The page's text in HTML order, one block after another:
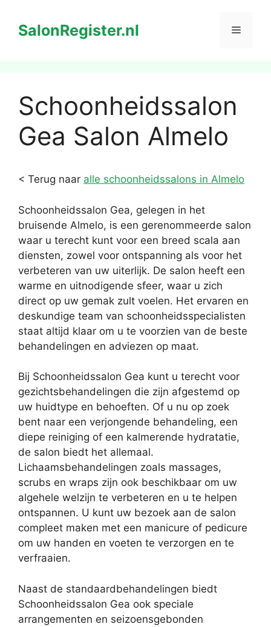
naarSalonRegister.nl Menu
Schoonheidssalon
Gea Salon Almelo
< Terug naar alle schoonheidssalons in Almelo
Schoonheidssalon Gea, gelegen in het
bruisende Almelo, is een gerenommeerde salon
waar u terecht kunt voor een breed scala aan
diensten, zowel voor ontspanning als voor het
verbeteren van uw uiterlijk. De salon heeft een
warme en uitnodigende sfeer, waar u zich
direct op uw gemak zult voelen. Het ervaren en
deskundige team van schoonheidsspecialisten
staat altijd klaar om u te voorzien van de beste
behandelingen en adviezen op maat.
Bij Schoonheidssalon Gea kunt u terecht voor
gezichtsbehandelingen die zijn afgestemd op
uw huidtype en behoeften. Of u nu op zoek
bent naar een verjongende behandeling, een
diepe reiniging of een kalmerende hydratatie,
de salon biedt het allemaal.
Lichaamsbehandelingen zoals massages,
scrubs en wraps zijn ook beschikbaar om uw
algehele welzijn te verbeteren en u te helpen
ontspannen. U kunt uw bezoek aan de salon
compleet maken met een manicure of pedicure
om uw handen en voeten te verzorgen en te
verfraaien.
Naast de standaardbehandelingen biedt
Schoonheidssalon Gea ook speciale
arrangementen en seizoensgebonden